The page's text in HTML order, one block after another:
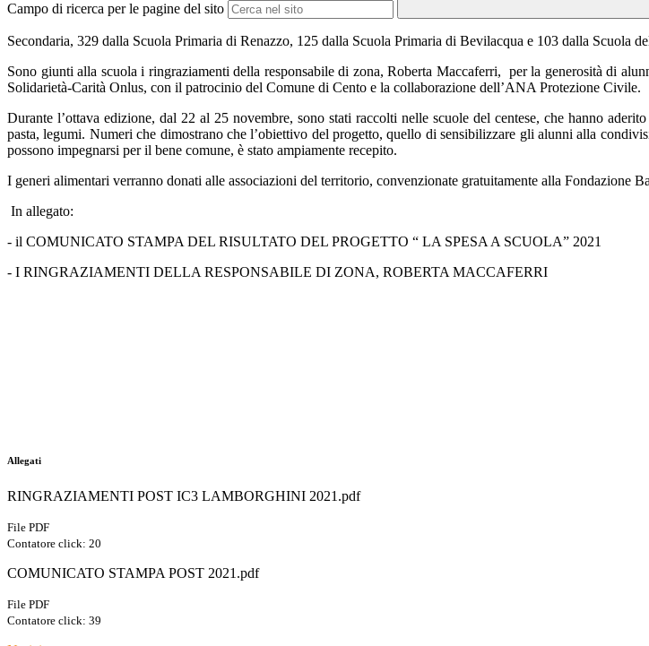
Campo di ricerca per le pagine del sito
Secondaria, 329 dalla Scuola Primaria di Renazzo, 125 dalla Scuola Primaria di Bevilacqua e 103 dalla Scuola
Sono giunti alla scuola i ringraziamenti della responsabile di zona, Roberta Maccaferri, per la generosità di
Solidarietà-Carità Onlus, con il patrocinio del Comune di Cento e la collaborazione dell’ANA Protezione Civile.
Durante l’ottava edizione, dal 22 al 25 novembre, sono stati raccolti nelle scuole del centese, che hanno
pasta, legumi. Numeri che dimostrano che l’obiettivo del progetto, quello di sensibilizzare gli alunni alla
possono impegnarsi per il bene comune, è stato ampiamente recepito.
I generi alimentari verranno donati alle associazioni del territorio, convenzionate gratuitamente alla Fondazione
In allegato:
- il COMUNICATO STAMPA DEL RISULTATO DEL PROGETTO “ LA SPESA A SCUOLA” 2021
- I RINGRAZIAMENTI DELLA RESPONSABILE DI ZONA, ROBERTA MACCAFERRI
Allegati
RINGRAZIAMENTI POST IC3 LAMBORGHINI 2021.pdf
File PDF
Contatore click: 20
COMUNICATO STAMPA POST 2021.pdf
File PDF
Contatore click: 39